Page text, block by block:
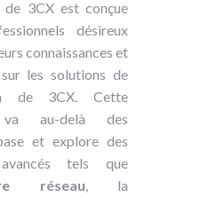
3CX est conçue
désireux
connaissances et
les solutions de
de 3CX. Cette
va au-delà des
et explore des
tels que
réseau, la